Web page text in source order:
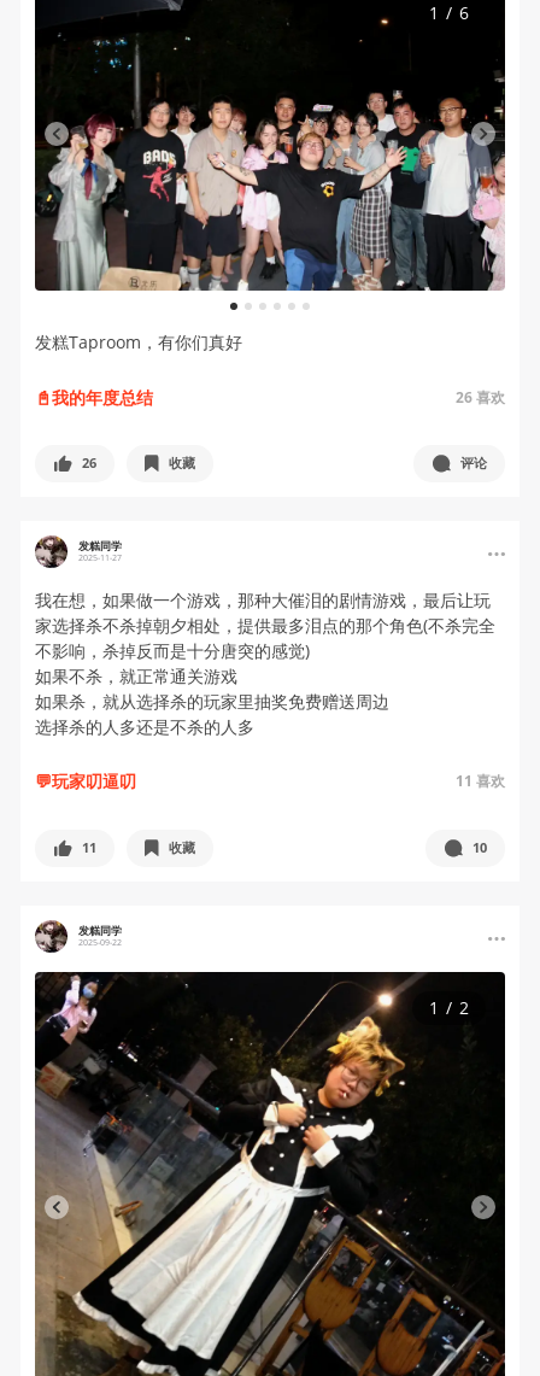
1 2 3 4 5 6
1 / 6
发糕Taproom，有你们真好
📓我的年度总结 26喜欢
26 收藏 评论
发糕同学
2025-11-27
我在想，如果做一个游戏，那种大催泪的剧情游戏，最后让玩
家选择杀不杀掉朝夕相处，提供最多泪点的那个角色(不杀完全
不影响，杀掉反而是十分唐突的感觉)
如果不杀，就正常通关游戏
如果杀，就从选择杀的玩家里抽奖免费赠送周边
选择杀的人多还是不杀的人多
💬玩家叨逼叨 11 喜欢
11 收藏 10
发糕同学
2025-09-22
1 / 2